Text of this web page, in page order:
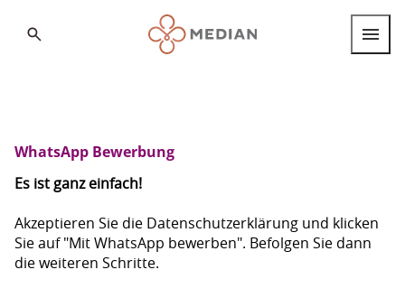
Search
Internationale Fachkräfte
Über MEDIAN
WhatsApp Bewerbung
Es ist ganz einfach!
Akzeptieren Sie die Datenschutzerklärung und klicken
Sie auf "Mit WhatsApp bewerben". Befolgen Sie dann
die weiteren Schritte.